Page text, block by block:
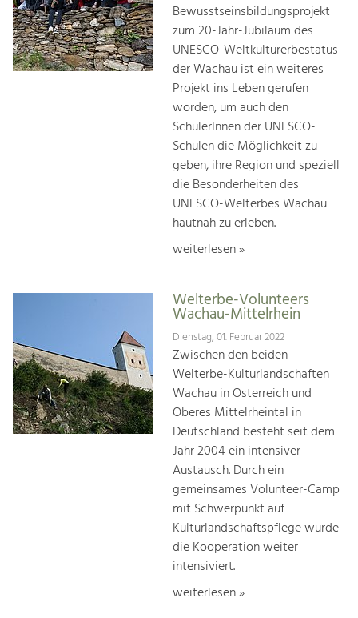
Bewusstseinsbildungsprojekt
zum 20-Jahr-Jubiläum des
UNESCO-Weltkulturerbestatus
der Wachau ist ein weiteres
Projekt ins Leben gerufen
worden, um auch den
SchülerInnen der UNESCO-
Schulen die Möglichkeit zu
geben, ihre Region und speziell
die Besonderheiten des
UNESCO-Welterbes Wachau
hautnah zu erleben.
weiterlesen »
Welterbe-Volunteers
Wachau-Mittelrhein
Dienstag, 01. Februar 2022
Zwischen den beiden
Welterbe-Kulturlandschaften
Wachau in Österreich und
Oberes Mittelrheintal in
Deutschland besteht seit dem
Jahr 2004 ein intensiver
Austausch. Durch ein
gemeinsames Volunteer-Camp
mit Schwerpunkt auf
Kulturlandschaftspflege wurde
die Kooperation weiter
intensiviert.
weiterlesen »